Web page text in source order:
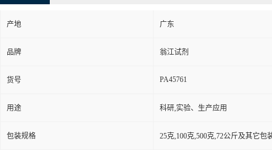
产地 广东
品牌 翁江试剂
货号 PA45761
用途 科研,实验、生产应用
包装规格 25克,100克,500克,72公斤及其它包